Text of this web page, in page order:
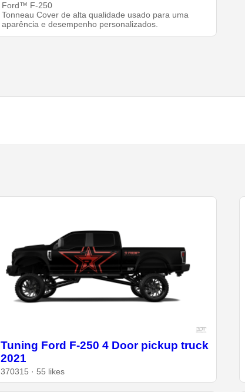
Ford™ F-250
Tonneau Cover de alta qualidade usado para uma
aparência e desempenho personalizados.
Tuning Ford F-250 4 Door pickup truck
2021
370315 · 55 likes